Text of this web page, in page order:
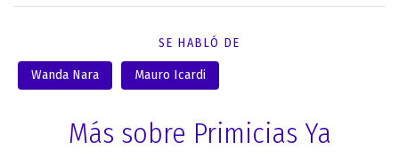
SE HABLÓ DE
Wanda Nara Mauro Icardi
Más sobre Primicias Ya